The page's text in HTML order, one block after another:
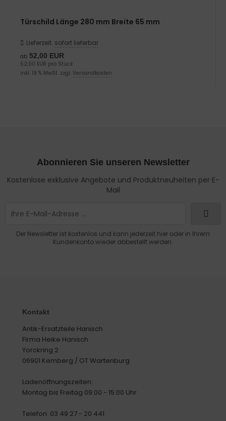
Türschild Länge 280 mm Breite 65 mm
Lieferzeit: sofort lieferbar
ab 52,00 EUR
52,00 EUR pro Stück
inkl. 19 % MwSt. zzgl. Versandkosten
Abonnieren Sie unseren Newsletter
Kostenlose exklusive Angebote und Produktneuheiten per E-
Mail
Der Newsletter ist kostenlos und kann jederzeit hier oder in Ihrem
Kundenkonto wieder abbestellt werden.
Kontakt
Antik-Ersatzteile Hanisch
Firma Heike Hanisch
Yorckring 2
06901 Kemberg / OT Wartenburg
Ladenöffnungszeiten:
Montag bis Freitag 09:00 - 15:00 Uhr
Telefon: 03 49 27 - 20 441